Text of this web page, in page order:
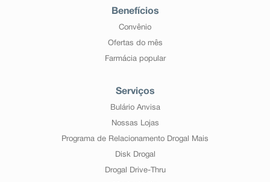
Benefícios
Convênio
Ofertas do mês
Farmácia popular
Serviços
Bulário Anvisa
Nossas Lojas
Programa de Relacionamento Drogal Mais
Disk Drogal
Drogal Drive-Thru